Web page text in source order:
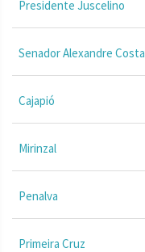
Presidente Juscelino
Senador Alexandre Costa
Cajapió
Mirinzal
Penalva
Primeira Cruz